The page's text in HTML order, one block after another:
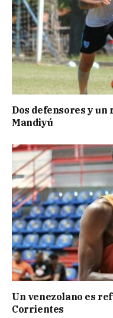
Dos defensores y
Mandiyú
Un venezolano es
Corrientes